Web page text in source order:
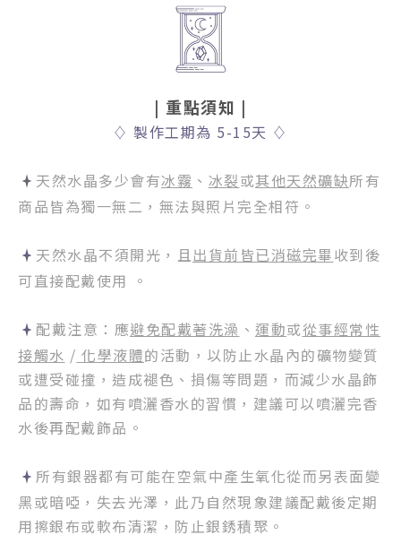
| 重點須知 |
♢ 製作工期為 5-15天 ♢
天然水晶多少會有冰霧 、 冰裂或其他天然礦缺所有
商品皆為獨一無二，無法與照片完全相符。
天然水晶不須開光，且出貨前皆已消磁完畢收到後
可直接配戴使用 。
配戴注意：應避免配戴著洗澡 、 運動或從事經常性
接觸水 / 化學液體的活動，以防止水晶內的礦物變質
或遭受碰撞，造成褪色、損傷等問題，而減少水晶飾
品的壽命，如有噴灑香水的習慣，建議可以噴灑完香
水後再配戴飾品。
所有銀器都有可能在空氣中產生氧化從而另表面變
黑或暗啞，失去光澤，此乃自然現象建議配戴後定期
用擦銀布或軟布清潔，防止銀銹積聚。